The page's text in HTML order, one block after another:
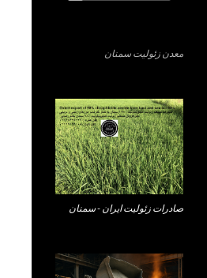
معدن زئولیت سمنان
صادرات زئولیت ایران - سمنان